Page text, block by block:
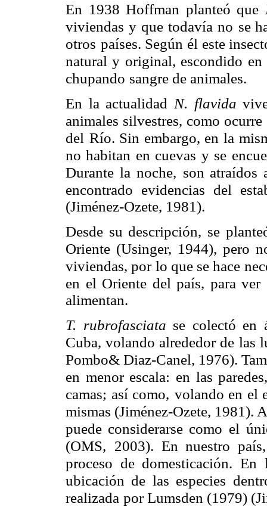
En 1938 Hoffman planteó que
viviendas y que todavía no se
otros países. Según él este
natural y original, escondido en
chupando sangre de animales.
En la actualidad N. flavida
animales silvestres, como ocurre
del Río. Sin embargo, en la
no habitan en cuevas y se
Durante la noche, son atraídos
encontrado evidencias del
(Jiménez-Ozete, 1981).
Desde su descripción, se
Oriente (Usinger, 1944), pero
viviendas, por lo que se hace
en el Oriente del país, para ver
alimentan.
T. rubrofasciata se colectó en
Cuba, volando alrededor de las
Pombo& Diaz-Canel, 1976).
en menor escala: en las
camas; así como, volando en el
mismas (Jiménez-Ozete, 1981).
puede considerarse como el
(OMS, 2003). En nuestro
proceso de domesticación. En
ubicación de las especies
realizada por Lumsden (1979)